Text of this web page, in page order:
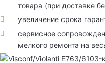
товара (при доставке
увеличение срока
сервисное
мелкого ремонта на